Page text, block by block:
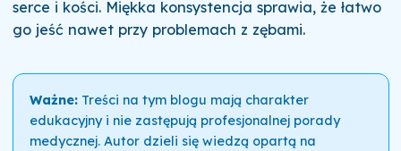
serce i kości. Miękka konsystencja sprawia, że łatwo
go jeść nawet przy problemach z zębami.
Ważne:Treści na tym blogu mają charakter
edukacyjny i nie zastępują profesjonalnej porady
medycznej. Autor dzieli się wiedzą opartą na